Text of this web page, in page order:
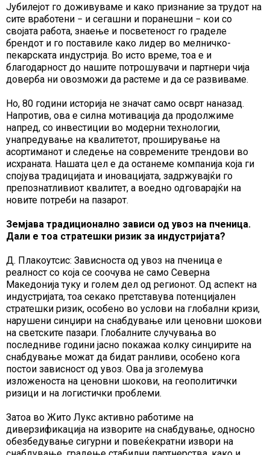
Јубилејот го доживуваме и како признание за трудот на
сите вработени − и сегашни и поранешни − кои со
својата работа, знаење и посветеност го граделе
брендот и го поставиле како лидер во мелничко-
пекарската индустрија. Во исто време, тоа е и
благодарност до нашите потрошувачи и партнери чија
доверба ни овозможи да растеме и да се развиваме.
Но, 80 години историја не значат само осврт наназад.
Напротив, ова е силна мотивација да продолжиме
напред, со инвестиции во модерни технологии,
унапредување на квалитетот, проширување на
асортиманот и следење на современите трендови во
исхраната. Нашата цел е да останеме компанија која ги
спојува традицијата и иновацијата, задржувајќи го
препознатливиот квалитет, а воедно одговарајќи на
новите потреби на пазарот.
Земјава традиционално зависи од увоз на пченица.
Дали е тоа стратешки ризик за индустријата?
Д. Плакоутсис: Зависноста од увоз на пченица е
реалност со која се соочува не само Северна
Македонија туку и голем дел од регионот. Од аспект на
индустријата, тоа секако претставува потенцијален
стратешки ризик, особено во услови на глобални кризи,
нарушени синџири на снабдување или ценовни шокови
на светските пазари. Глобалните случувања во
последниве години јасно покажаа колку синџирите на
снабдување можат да бидат ранливи, особено кога
постои зависност од увоз. Ова ја зголемува
изложеноста на ценовни шокови, на геополитички
ризици и на логистички проблеми.
Затоа во Жито Лукс активно работиме на
диверзификација на изворите на снабдување, односно
обезбедување сигурни и повеќекратни извори на